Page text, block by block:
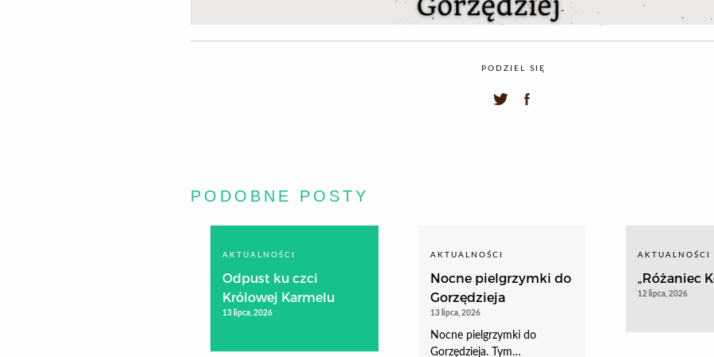
PODZIEL SIĘ
PODOBNE POSTY
AKTUALNOŚCI
Odpust ku czci
Królowej Karmelu
13 lipca, 2026
AKTUALNOŚCI
Nocne pielgrzymki do
Gorzędzieja
13 lipca, 2026
Nocne pielgrzymki do
Gorzędzieja. Tym…
AKTUALNOŚCI
„Różaniec
12 lipca, 2026